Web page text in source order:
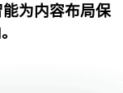
为内容布局保